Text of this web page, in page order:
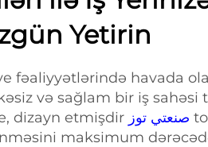
Yetirin
fəaliyyətlərində havada
və sağlam bir iş
dizayn etmişdir
maksimum